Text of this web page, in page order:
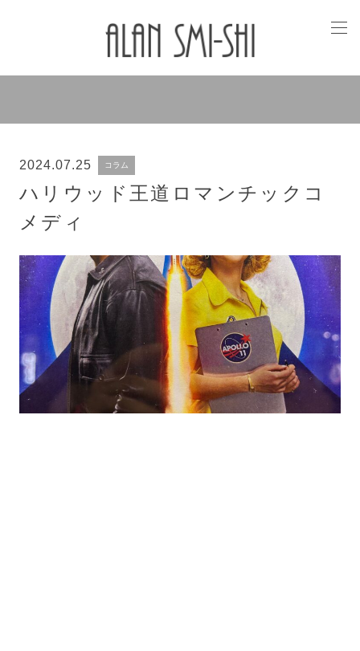
2024.07.25 コラム
ハリウッド王道ロマンチックコ
メディ